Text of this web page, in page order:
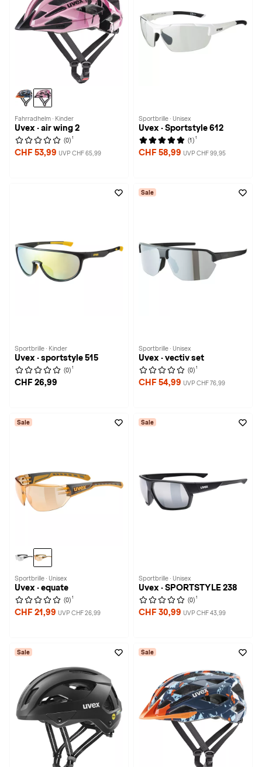
Fahrradhelm · Kinder
Uvex · air wing 2
(0) 1
CHF 53,99 UVP CHF 65,99
Sportbrille · Unisex
Uvex · Sportstyle 612
(1) 1
CHF 58,99 UVP CHF 99,95
Sportbrille · Kinder
Uvex · sportstyle 515
(0) 1
CHF 26,99
Sale
Sportbrille · Unisex
Uvex · vectiv set
(0) 1
CHF 54,99 UVP CHF 76,99
Sale
Sportbrille · Unisex
Uvex · equate
(0) 1
CHF 21,99 UVP CHF 26,99
Sale
Sportbrille · Unisex
Uvex · SPORTSTYLE 238
(0) 1
CHF 30,99 UVP CHF 43,99
Sale Sale